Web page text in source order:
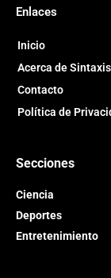
Enlaces
Inicio
Acerca de Sintaxis
Contacto
Política de
Secciones
Ciencia
Deportes
Entretenimiento